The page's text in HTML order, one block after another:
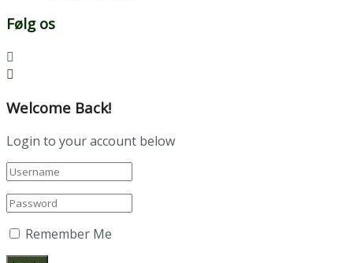
Følg os
Welcome Back!
Login to your account below
Remember Me